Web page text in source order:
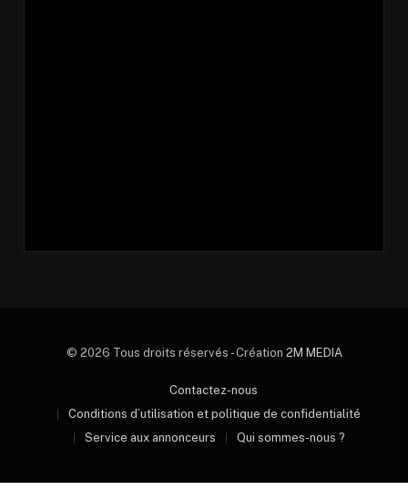
© 2026 Tous droits réservés - Création 2M MEDIA
Contactez-nous
Conditions d’utilisation et politique de confidentialité
Service aux annonceurs
Qui sommes-nous ?